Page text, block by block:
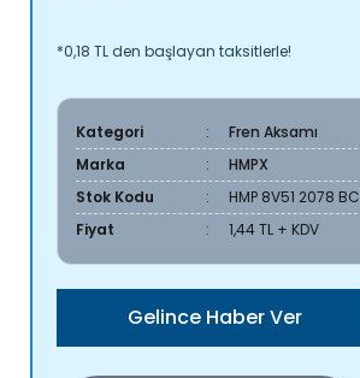
*0,18 TL den başlayan taksitlerle!
Kategori
Fren Aksamı
Marka
HMPX
Stok Kodu
HMP 8V51 2078 BC
Fiyat
1,44 TL + KDV
Gelince Haber Ver